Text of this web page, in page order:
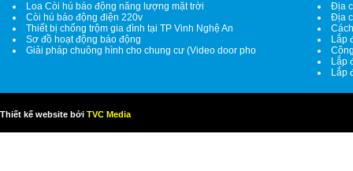
Loa Còi hú báo động năng lượng mặt trời
Còi hú báo động điện 220v
Thiết bị chống trộm gia đình tại TP Vinh Nghệ An
Sơ đồ hoạt động báo động
Giải pháp chuông hình cho chung cư (Video door pho
Địa
Địa
Lắp
Lắp
Lắp
Thiết kế website bởi TVC Media